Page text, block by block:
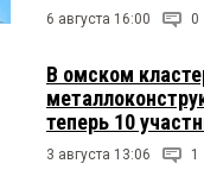
6 августа 16:00 0
В омском
теперь 10
3 августа 13:06 1